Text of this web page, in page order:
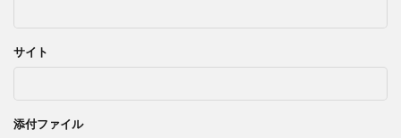
サイト
添付ファイル